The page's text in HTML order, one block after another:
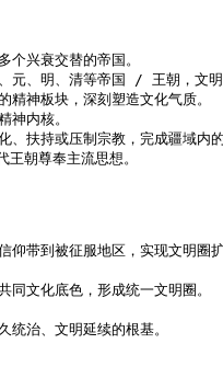
个兴衰交替的帝国。
元、明、清等帝国 / 王朝，文
精神板块，深刻塑造文化气质。
神内核。
、扶持或压制宗教，完成疆域内
朝尊奉主流思想。
仰带到被征服地区，实现文明圈
同文化底色，形成统一文明圈。
统治、文明延续的根基。